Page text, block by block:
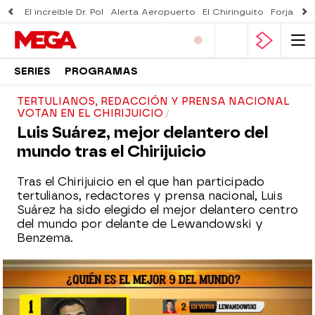
El increíble Dr. Pol Alerta Aeropuerto El Chiringuito Forjado
SERIES PROGRAMAS
TERTULIANOS, REDACCIÓN Y PRENSA NACIONAL
VOTAN EN EL CHIRIJUICIO
Luis Suárez, mejor delantero del
mundo tras el Chirijuicio
Tras el Chirijuicio en el que han participado
tertulianos, redactores y prensa nacional, Luis
Suárez ha sido elegido el mejor delantero centro
del mundo por delante de Lewandowski y
Benzema.